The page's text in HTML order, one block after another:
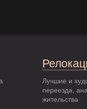
Лучшие и
переезда,
жительства